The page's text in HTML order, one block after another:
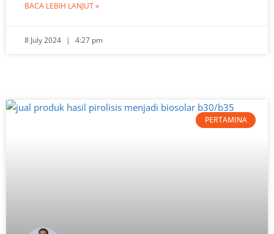
BACA LEBIH LANJUT »
8 July 2024 4:27 pm
PERTAMINA